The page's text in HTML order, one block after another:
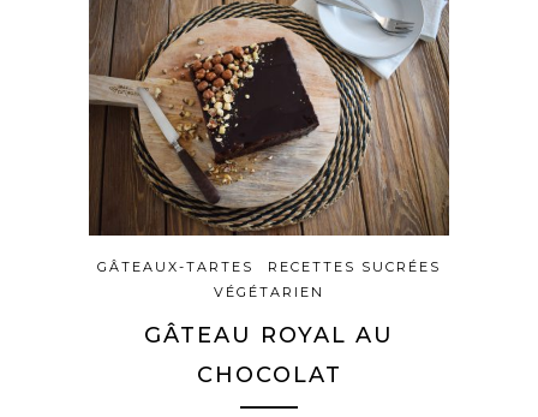
GÂTEAUX-TARTES
RECETTES SUCRÉES
VÉGÉTARIEN
GÂTEAU ROYAL AU
CHOCOLAT